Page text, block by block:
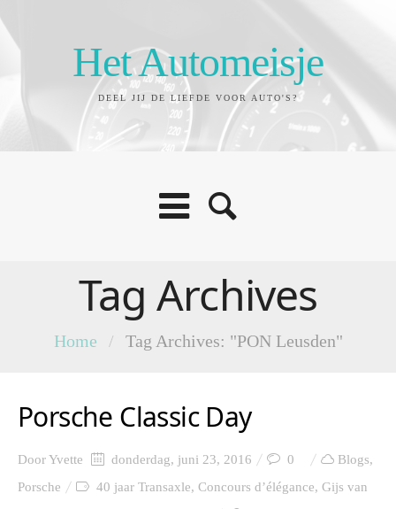
Het Automeisje
DEEL JIJ DE LIEFDE VOOR AUTO'S?
Tag Archives
Home / Tag Archives: "PON Leusden"
Porsche Classic Day
DoorYvette donderdag, juni 23, 2016 0 Blogs,
Porsche
40 jaar Transaxle, Concours d’élégance, Gijs van